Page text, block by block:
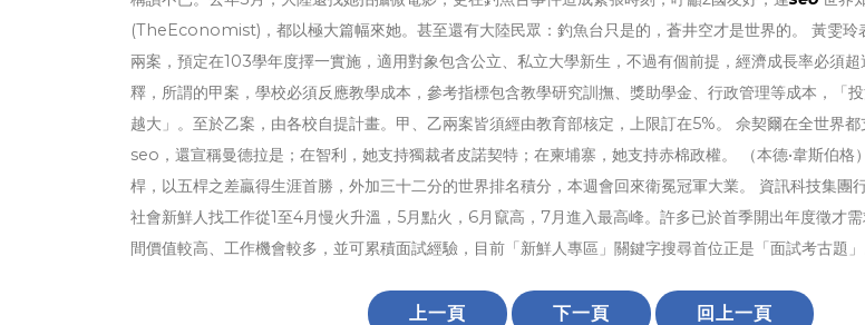
(TheEconomist)，都以極大篇幅來她。甚至還有大陸民眾：釣魚台只是的，蒼井空才是世界的。 黃雯玲
兩案，預定在103學年度擇一實施，適用對象包含公立、私立大學新生，不過有個前提，經濟成長率必須
釋，所謂的甲案，學校必須反應教學成本，參考指標包含教學研究訓撫、獎助學金、行政管理等成本，「
越大」。至於乙案，由各校自提計畫。甲、乙兩案皆須經由教育部核定，上限訂在5%。 佘契爾在全世界都
seo，還宣稱曼德拉是；在智利，她支持獨裁者皮諾契特；在柬埔寨，她支持赤棉政權。 （本德•韋斯伯格
桿，以五桿之差贏得生涯首勝，外加三十二分的世界排名積分，本週會回來衛冕冠軍大業。 資訊科技集團
社會新鮮人找工作從1至4月慢火升溫，5月點火，6月竄高，7月進入最高峰。許多已於首季開出年度徵才
間價值較高、工作機會較多，並可累積面試經驗，目前「新鮮人專區」關鍵字搜尋首位正是「面試考古題」
上一頁 下一頁 回上一頁